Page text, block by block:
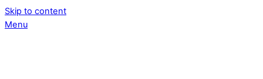
Skip to content
Menu